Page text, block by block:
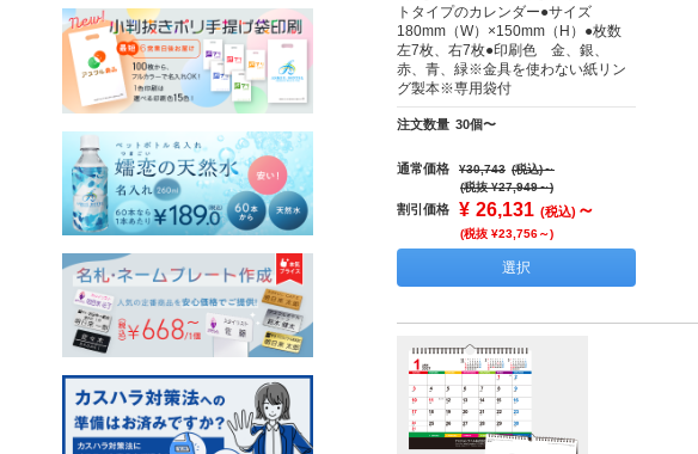
トタイプのカレンダー●サイズ
180mm（W）×150mm（H）●枚数
左7枚、右7枚●印刷色 金、銀、
赤、青、緑※金具を使わない紙リン
グ製本※専用袋付
注文数量 30個〜
通常価格 ¥30,743 (税込)～
(税抜 ¥27,949～)
割引価格 ¥ 26,131 (税込) ～
(税抜 ¥23,756～)
選択